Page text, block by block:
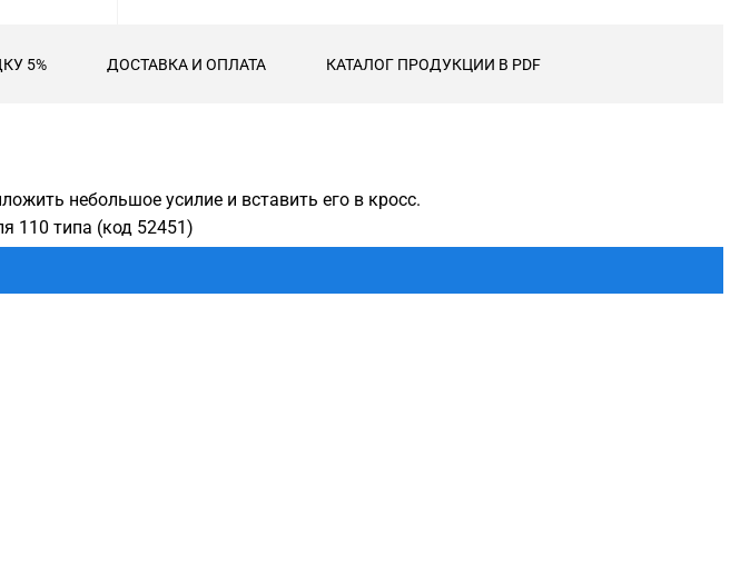
5% ДОСТАВКА И ОПЛАТА КАТАЛОГ ПРОДУКЦИИ В PDF
небольшое усилие и вставить его в кросс.
110 типа (код 52451)